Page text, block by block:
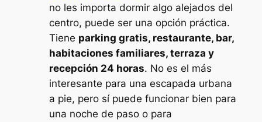
no les importa dormir algo alejados del
centro, puede ser una opción práctica.
Tiene parking gratis, restaurante, bar,
habitaciones familiares, terraza y
recepción 24 horas. No es el más
interesante para una escapada urbana
a pie, pero sí puede funcionar bien para
una noche de paso o para